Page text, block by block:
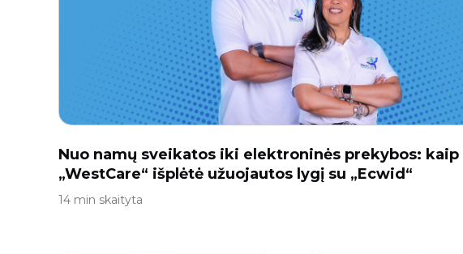
Nuo namų sveikatos iki elektroninės prekybos: kaip
„WestCare“ išplėtė užuojautos lygį su „Ecwid“
14 min skaityta